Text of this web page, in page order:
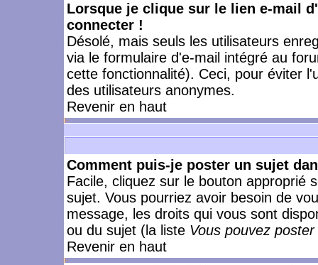
Lorsque je clique sur le lien e-mail
connecter !
Désolé, mais seuls les utilisateurs
via le formulaire d'e-mail intégré au
cette fonctionnalité). Ceci, pour éviter
des utilisateurs anonymes.
Revenir en haut
Comment puis-je poster un sujet
Facile, cliquez sur le bouton approprié
sujet. Vous pourriez avoir besoin de
message, les droits qui vous sont
ou du sujet (la liste Vous pouvez
Revenir en haut